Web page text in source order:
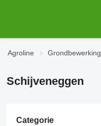
Agroline Grondbewerking
Schijveneggen
Categorie